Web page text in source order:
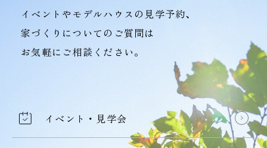
イベントやモデルハウスの見学予約、
家づくりについてのご質問は
お気軽にご相談ください。
イベント・見学会